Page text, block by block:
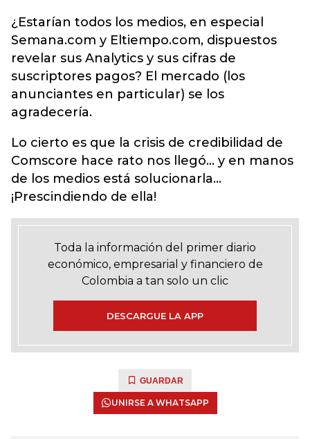
¿Estarían todos los medios, en especial
Semana.com y Eltiempo.com, dispuestos
revelar sus Analytics y sus cifras de
suscriptores pagos? El mercado (los
anunciantes en particular) se los
agradecería.
Lo cierto es que la crisis de credibilidad de
Comscore hace rato nos llegó… y en manos
de los medios está solucionarla…
¡Prescindiendo de ella!
Toda la información del primer diario
económico, empresarial y financiero de
Colombia a tan solo un clic
DESCARGUE LA APP
GUARDAR
UNIRSE A WHATSAPP